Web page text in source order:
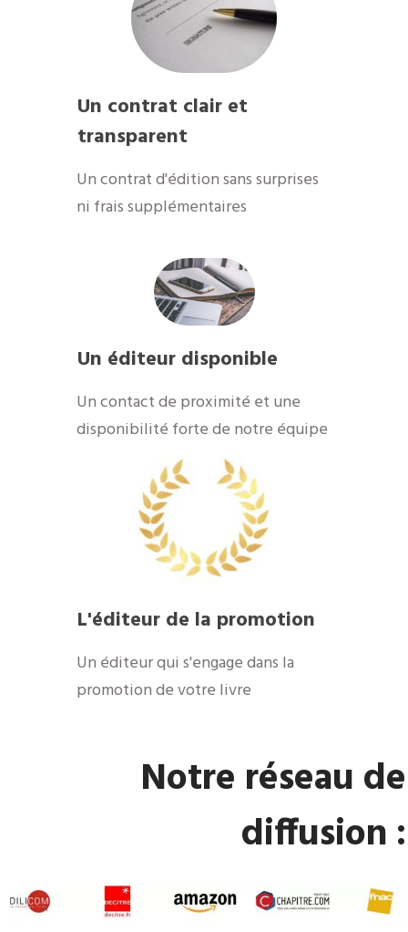
Un contrat clair et
transparent
Un contrat d'édition sans surprises
ni frais supplémentaires
Un éditeur disponible
​Un contact de proximité et une
disponibilité forte de notre équipe
​L'éditeur de la promotion
​Un éditeur qui s'engage dans la
promotion de votre livre
​Notre réseau de
diffusion :